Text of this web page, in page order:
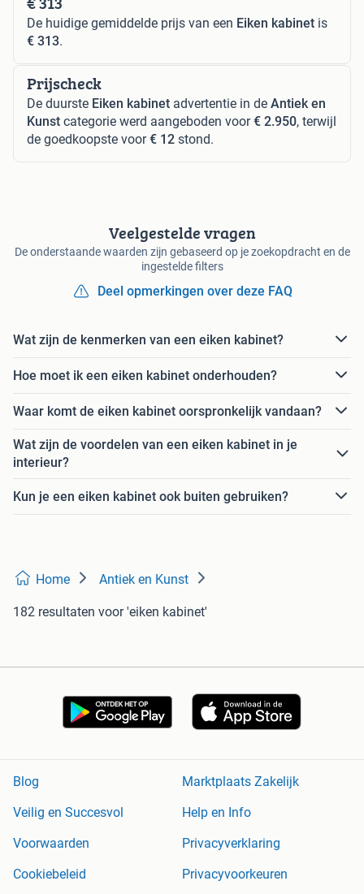
De huidige gemiddelde prijs van een Eiken kabinet is
€ 313.
Prijscheck
De duurste Eiken kabinet advertentie in de Antiek en
Kunst categorie werd aangeboden voor€ 2.950, terwijl
de goedkoopste voor€ 12 stond.
Veelgestelde vragen
De onderstaande waarden zijn gebaseerd op je zoekopdracht en de
ingestelde filters
Deel opmerkingen over deze FAQ
Wat zijn de kenmerken van een eiken kabinet?
Hoe moet ik een eiken kabinet onderhouden?
Waar komt de eiken kabinet oorspronkelijk vandaan?
Wat zijn de voordelen van een eiken kabinet in je
interieur?
Kun je een eiken kabinet ook buiten gebruiken?
Home Antiek en Kunst
182 resultaten voor 'eiken kabinet'
Blog
Marktplaats Zakelijk
Veilig en Succesvol
Help en Info
Voorwaarden
Privacyverklaring
Cookiebeleid
Privacyvoorkeuren